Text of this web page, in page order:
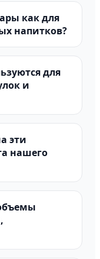
как для
напитков?
для
и
эти
нашего